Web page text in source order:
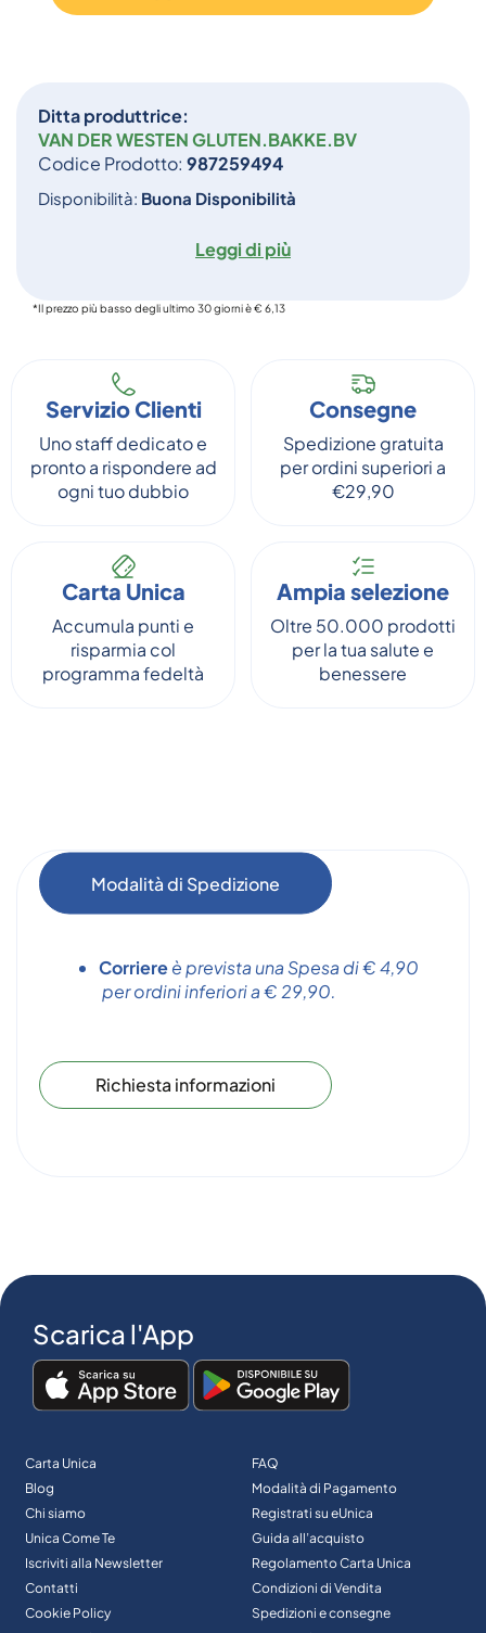
Ditta produttrice:
VAN DER WESTEN GLUTEN.BAKKE.BV
Codice Prodotto: 987259494
Disponibilità: Buona Disponibilità
Leggi di più
*Il prezzo più basso degli ultimo 30 giorni è € 6,13
Servizio Clienti
Uno staff dedicato e
pronto a rispondere ad
ogni tuo dubbio
Consegne
Spedizione gratuita
per ordini superiori a
€29,90
Carta Unica
Accumula punti e
risparmia col
programma fedeltà
Ampia selezione
Oltre 50.000 prodotti
per la tua salute e
benessere
Modalità di Spedizione
Corriereè prevista una Spesa di € 4,90
per ordini inferiori a € 29,90.
Richiesta informazioni
Scarica l'App
Carta Unica
Blog
Chi siamo
Unica Come Te
Iscriviti alla Newsletter
Contatti
Cookie Policy
FAQ
Modalità di Pagamento
Registrati su eUnica
Guida all’acquisto
Regolamento Carta Unica
Condizioni di Vendita
Spedizioni e consegne